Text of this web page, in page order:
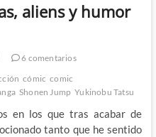
aliens y humor
6 comentarios
cómic comic
Shonen Jump Yukinobu Tatsu
en los que tras acabar de
tanto que he sentido